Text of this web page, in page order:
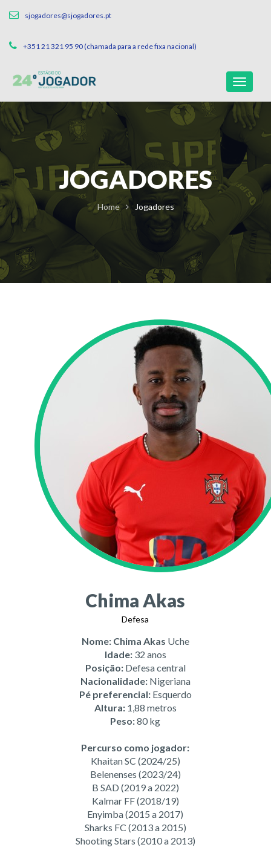
sjogadores@sjogadores.pt
+351 21 321 95 90 (chamada para a rede fixa nacional)
JOGADORES
Home Jogadores
Chima Akas
Defesa
Nome: Chima Akas Uche
Idade: 32 anos
Posição: Defesa central
Nacionalidade: Nigeriana
Pé preferencial: Esquerdo
Altura: 1,88 metros
Peso:80 kg
Percurso como jogador:
Khaitan SC (2024/25)
Belenenses (2023/24)
B SAD (2019 a 2022)
Kalmar FF (2018/19)
Enyimba (2015 a 2017)
Sharks FC (2013 a 2015)
Shooting Stars (2010 a 2013)